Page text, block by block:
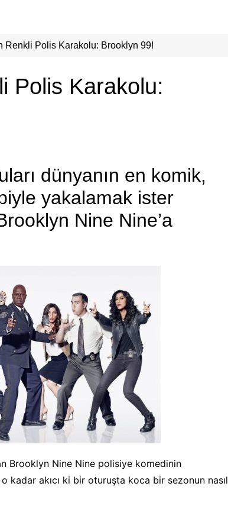
Renkli Polis Karakolu: Brooklyn 99!
Polis Karakolu:
dünyanın en komik,
yakalamak ister
Nine Nine’a
Brooklyn Nine Nine polisiye komedinin
kadar akıcı ki bir oturuşta koca bir sezonun nasıl